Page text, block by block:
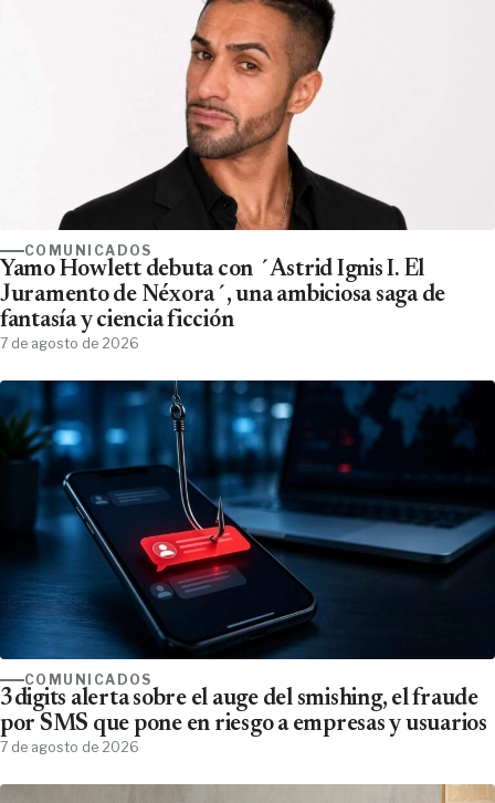
COMUNICADOS
Yamo Howlett debuta con ´Astrid Ignis I. El
Juramento de Néxora´, una ambiciosa saga de
fantasía y ciencia ficción
7 de agosto de 2026
COMUNICADOS
3digits alerta sobre el auge del smishing, el fraude
por SMS que pone en riesgo a empresas y usuarios
7 de agosto de 2026